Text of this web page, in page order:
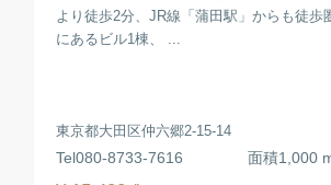
より徒歩2分、JR線「蒲田駅」からも徒歩
にあるビル1棟、 ...
東京都大田区仲六郷2-15-14
Tel080-8733-7616 面積1,000